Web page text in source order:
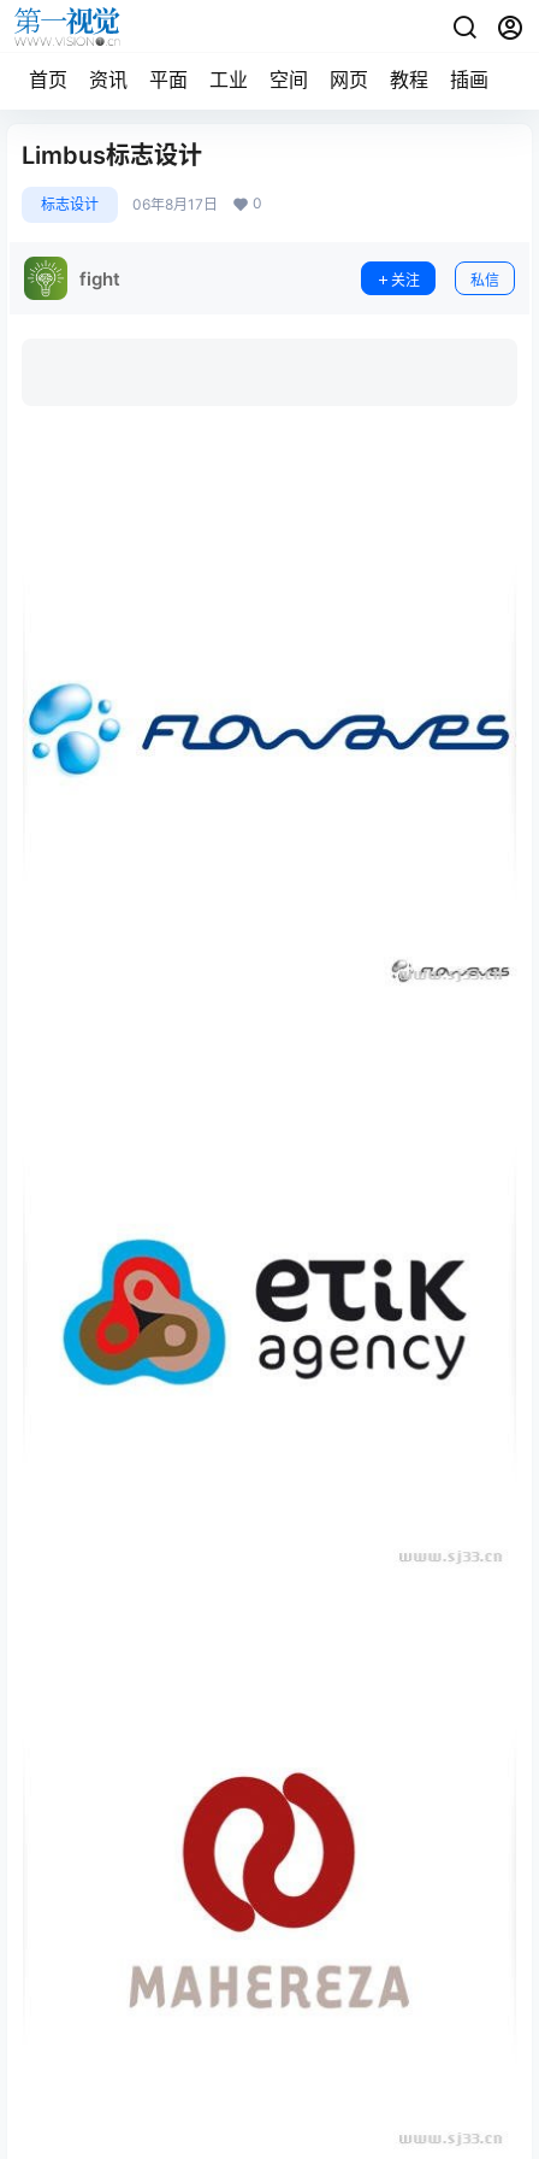
首页 资讯 平面 工业 空间 网页 教程 插画
Limbus标志设计
标志设计 06年8月17日 0
fight 关注 私信